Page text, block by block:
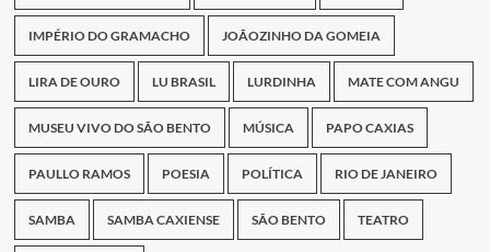
IMPÉRIO DO GRAMACHO JOÃOZINHO DA GOMEIA
LIRA DE OURO LU BRASIL LURDINHA MATE COM ANGU
MUSEU VIVO DO SÃO BENTO MÚSICA PAPO CAXIAS
PAULLO RAMOS POESIA POLÍTICA RIO DE JANEIRO
SAMBA SAMBA CAXIENSE SÃO BENTO TEATRO